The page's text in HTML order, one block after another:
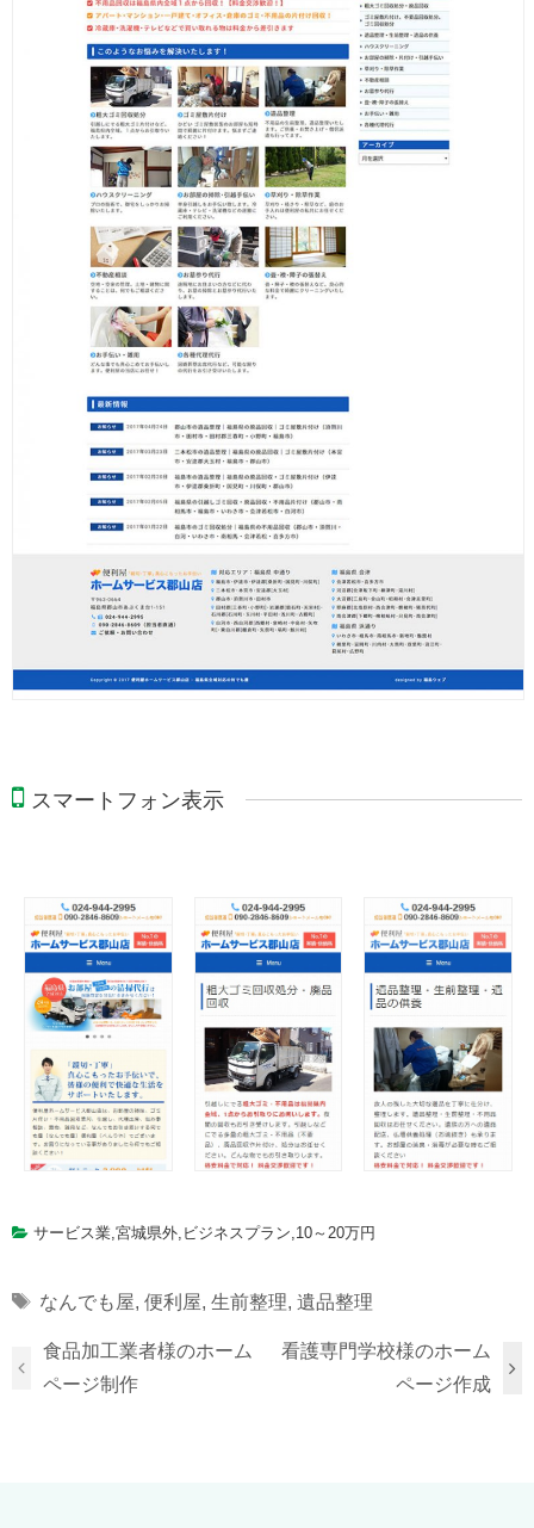
スマートフォン表示
サービス業 宮城県外 ビジネスプラン 10～20万円
Tags
なんでも屋, 便利屋, 生前整理, 遺品整理
食品加工業者様のホーム
ページ制作
看護専門学校様のホーム
ページ作成